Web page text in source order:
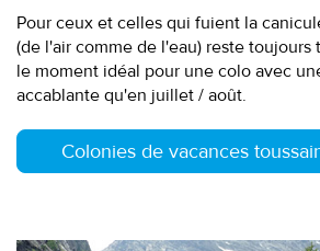
Pour ceux et celles qui fuient la
(de l'air comme de l'eau) reste toujours
le moment idéal pour une colo avec
accablante qu'en juillet / août.
Colonies de vacances